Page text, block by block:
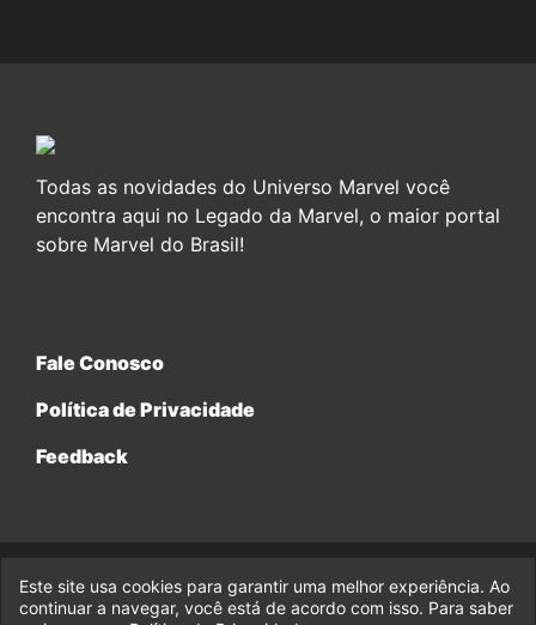
Todas as novidades do Universo Marvel você
encontra aqui no Legado da Marvel, o maior portal
sobre Marvel do Brasil!
Fale Conosco
Política de Privacidade
Feedback
© 2017-2026 Legado da Marvel, uma empresa da Legado
Enterprises.
Este site usa cookies para garantir uma melhor experiência. Ao
continuar a navegar, você está de acordo com isso. Para saber